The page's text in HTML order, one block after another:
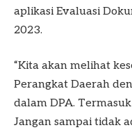
aplikasi Evaluasi
2023.
“Kita akan melihat
Perangkat Daerah
dalam DPA.
Jangan sampai tidak